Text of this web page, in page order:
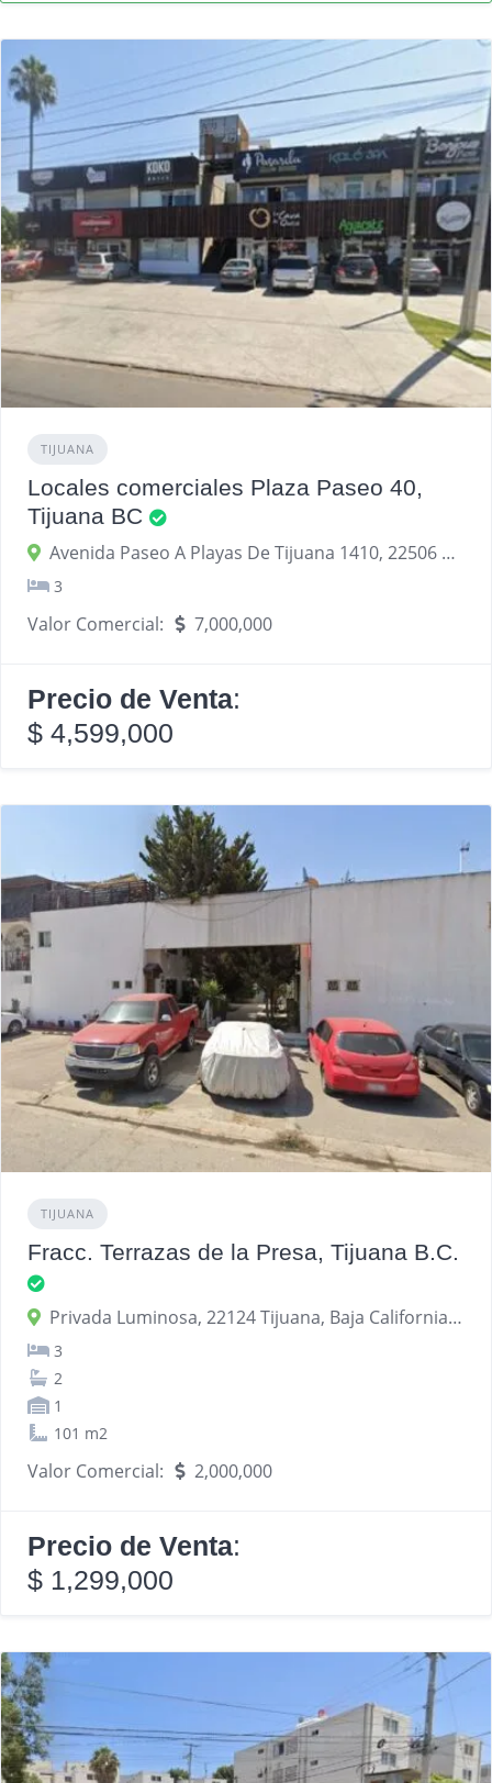
TIJUANA
Locales comerciales Plaza Paseo 40,
Tijuana BC
Avenida Paseo A Playas De Tijuana 1410, 22506 Tijuana, Baja California, México
3
Valor Comercial: 7,000,000
Precio de Venta:
$ 4,599,000
TIJUANA
Fracc. Terrazas de la Presa, Tijuana B.C.
Privada Luminosa, 22124 Tijuana, Baja California, México
3
2
1
101 m2
Valor Comercial: 2,000,000
Precio de Venta:
$ 1,299,000